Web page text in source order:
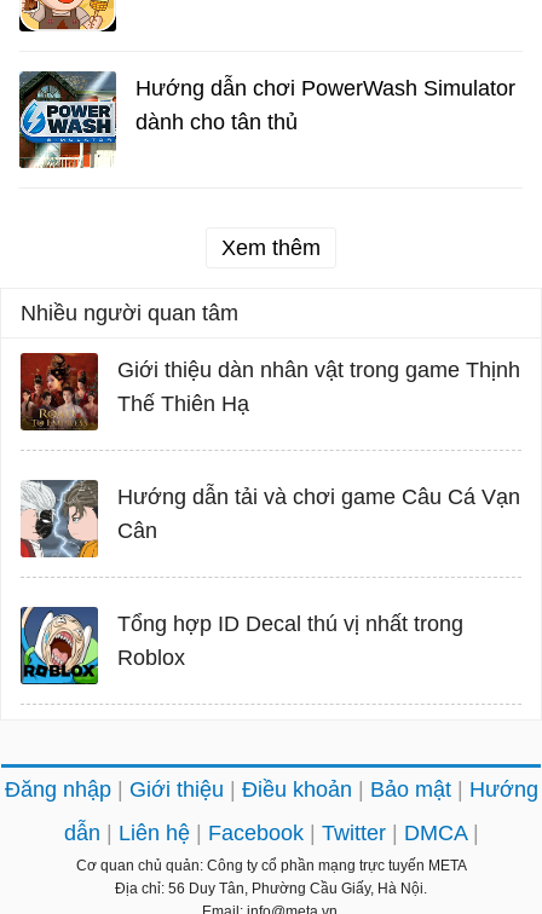
Hướng dẫn chơi PowerWash Simulator
dành cho tân thủ
Xem thêm
Nhiều người quan tâm
Giới thiệu dàn nhân vật trong game Thịnh
Thế Thiên Hạ
Hướng dẫn tải và chơi game Câu Cá Vạn
Cân
Tổng hợp ID Decal thú vị nhất trong
Roblox
Đăng nhập Giới thiệu Điều khoản Bảo mật
Hướng
dẫn
Liên hệ Facebook Twitter DMCA
Cơ quan chủ quản: Công ty cổ phần mạng trực tuyến META
Địa chỉ: 56 Duy Tân, Phường Cầu Giấy, Hà Nội.